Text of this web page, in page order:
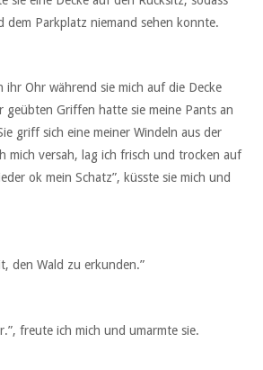
dem Parkplatz niemand sehen konnte.
ihr Ohr während sie mich auf die Decke
geübten Griffen hatte sie meine Pants an
griff sich eine meiner Windeln aus der
mich versah, lag ich frisch und trocken auf
ok mein Schatz”, küsste sie mich und
den Wald zu erkunden.”
freute ich mich und umarmte sie.